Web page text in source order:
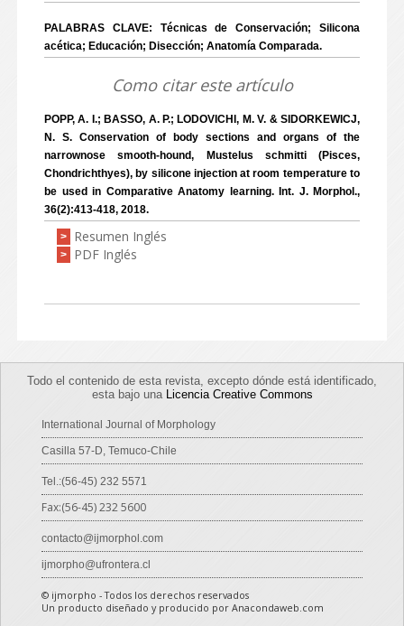
PALABRAS CLAVE: Técnicas de Conservación; Silicona
acética; Educación; Disección; Anatomía Comparada.
Como citar este artículo
POPP, A. I.; BASSO, A. P.; LODOVICHI, M. V. & SIDORKEWICJ,
N. S. Conservation of body sections and organs of the
narrownose smooth-hound, Mustelus schmitti (Pisces,
Chondrichthyes), by silicone injection at room temperature to
be used in Comparative Anatomy learning. Int. J. Morphol.,
36(2):413-418, 2018.
> Resumen Inglés
> PDF Inglés
Todo el contenido de esta revista, excepto dónde está identificado,
esta bajo una Licencia Creative Commons
International Journal of Morphology
Casilla 57-D, Temuco-Chile
Tel.:(56-45) 232 5571
Fax:(56-45) 232 5600
contacto@ijmorphol.com
ijmorpho@ufrontera.cl
© ijmorpho - Todos los derechos reservados
Un producto diseñado y producido por Anacondaweb.com